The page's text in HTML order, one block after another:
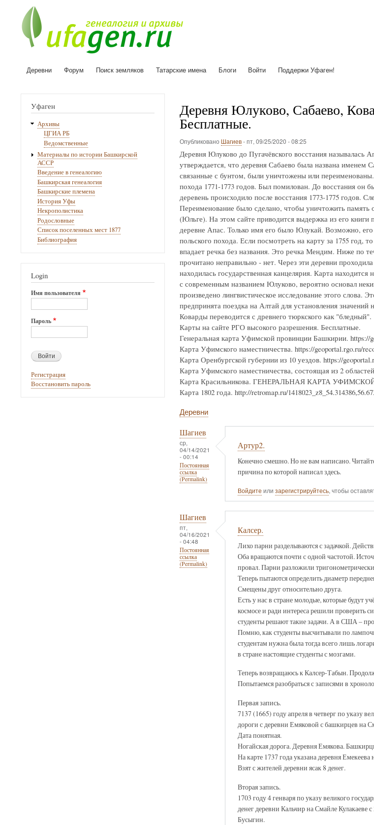
Основная
Деревни Форум Поиск земляков Татарские имена Блоги Войти Поддержи Уфаген!
Деревня Юлуково, Сабаево,
Бесплатные.
Опубликовано Шагиев-пт, 09/25/2020 - 08:25
Деревня Юлуково до Пугачёвского восстания называлась
утверждается, что деревня Сабаево была названа именем
связанные с бунтом, были уничтожены или
похода 1771-1773 годов. Был помилован. До восстания
деревень происходило после восстания 1773-1775 годов.
Переименование было сделано, чтобы уничтожить
(Юльге). На этом сайте приводится выдержка из его
деревне Апас. Только имя его было Юлукай. Возможно,
польского похода. Если посмотреть на карту за 1755 год,
впадает речка без названия. Это речка Мендим. Ниже по
прочитано неправильно - нет. Через эти деревни
находилась государственная канцелярия. Карта
с современным названием Юлуково, вероятно основал
произведено лингвистическое исследование этого
предпринята поездка на Алтай для установления
Коварды переводится с древнего тюркского как "бледный".
Карты на сайте РГО высокого разрешения. Бесплатные.
Генеральная карта Уфимской провинции Башкирии. https://
Карта Уфимского наместничества. https://geoportal.rgo.ru/
Карта Оренбургской губернии из 10 уездов. https://
Карта Уфимского наместничества, состоящая из 2
Карта Красильникова. ГЕНЕРАЛЬНАЯ КАРТА
Карта 1802 года. http://retromap.ru/
Деревни
Шагиев
ср,
04/14/2021
- 00:14
Постоянная
ссылка
(Permalink)
Артур2.
Конечно смешно. Но не вам написано.
причина по которой написал здесь.
Войдите или зарегистрируйтесь, чтобы
Шагиев
пт,
04/16/2021
- 04:48
Постоянная
ссылка
(Permalink)
Калсер.
Лихо парни разделываются с задачкой.
Оба вращаются почти с одной частотой.
провал. Парни разложили
Теперь пытаются определить диаметр
Смещены друг относительно друга.
Есть у нас в стране молодые, которые будут
космосе и ради интереса решили проверить
студенты решают такие задачи. А в США –
Помню, как студенты высчитывали по
студентам нужна была тогда всего лишь
в стране настоящие студенты с мозгами.
Теперь возвращаюсь к Калсер-Табын.
Попытаемся разобраться с записями в
Первая запись.
7137 (1665) году апреля в четверг по указу
дороги с деревни Емяковой с башкирцев на
Дата понятная.
Ногайская дорога. Деревня Емякова.
На карте 1737 года указана деревня Емекеева
Взят с жителей деревни ясак 8 денег.
Вторая запись.
1703 году 4 генваря по указу великого
денег деревни Кальчир на Смайле
Бусыгин.
Уфаген
Архивы
ЦГИА РБ
Ведомственные
Материалы по истории Башкирской
АССР
Введение в генеалогию
Башкирская генеалогия
Башкирские племена
История Уфы
Некрополистика
Родословные
Список поселенных мест 1877
Библиография
Login
Имя пользователя
Пароль
Регистрация
Восстановить пароль